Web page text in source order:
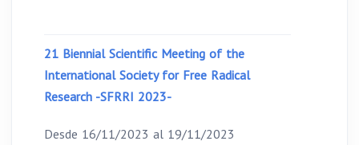
21 Biennial Scientific Meeting of the
International Society for Free Radical
Research -SFRRI 2023-
Desde 16/11/2023 al 19/11/2023